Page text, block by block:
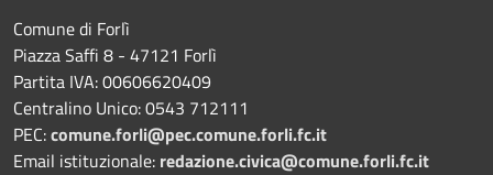
Comune di Forlì
Piazza Saffi 8 - 47121 Forlì
Partita IVA: 00606620409
Centralino Unico: 0543 712111
PEC:comune.forli@pec.comune.forli.fc.it
Email istituzionale: redazione.civica@comune.forli.fc.it